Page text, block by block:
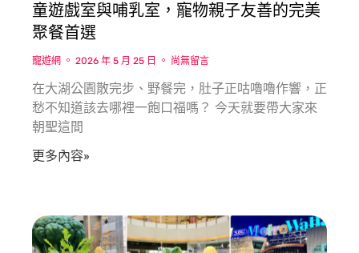
童遊戲室與哺乳室，寵物親子友善的完美
聚餐首選
寵遊網 2026 年 5 月 25 日 尚無留言
在大湖公園散完步、野餐完，肚子正咕嚕嚕作響，正
愁不知道該去哪裡一飽口福嗎？ 今天就要帶大家來
朝聖這間
更多內容»